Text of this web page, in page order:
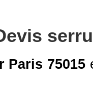
Paris 75015